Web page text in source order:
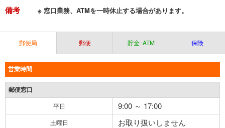
備考 ※ 窓口業務、ATMを一時休止する場合があります。
郵便局 郵便 貯金･ATM 保険
営業時間
郵便窓口
平日 9:00 ～ 17:00
土曜日 お取り扱いしません